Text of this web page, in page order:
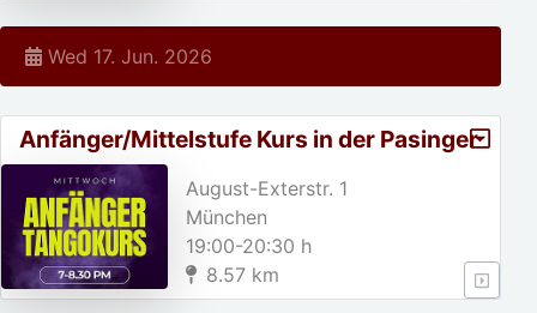
Wed 17. Jun. 2026
Anfänger/Mittelstufe Kurs in der Pasinger
Fabrik
August-Exterstr. 1
München
19:00-20:30 h
8.57 km